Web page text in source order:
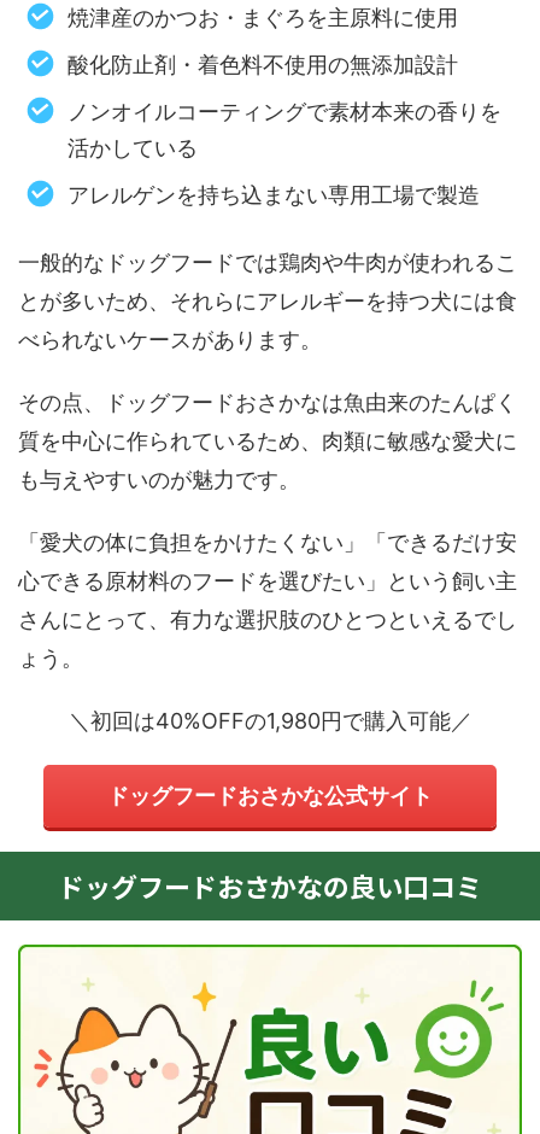
焼津産のかつお・まぐろを主原料に使用
酸化防止剤・着色料不使用の無添加設計
ノンオイルコーティングで素材本来の香りを
活かしている
アレルゲンを持ち込まない専用工場で製造
一般的なドッグフードでは鶏肉や牛肉が使われるこ
とが多いため、それらにアレルギーを持つ犬には食
べられないケースがあります。
その点、ドッグフードおさかなは魚由来のたんぱく
質を中心に作られているため、肉類に敏感な愛犬に
も与えやすいのが魅力です。
「愛犬の体に負担をかけたくない」「できるだけ安
心できる原材料のフードを選びたい」という飼い主
さんにとって、有力な選択肢のひとつといえるでし
ょう。
＼初回は40%OFFの1,980円で購入可能／
ドッグフードおさかな公式サイト
ドッグフードおさかなの良い口コミ